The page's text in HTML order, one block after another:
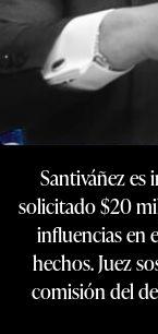
Santiváñez
solicitado $20
influencias en
hechos. Juez
comisión del